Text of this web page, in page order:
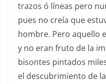
trazos ó líneas pero
pues no creía que
hombre. Pero aquello
y no eran fruto de la
bisontes pintados
el descubrimiento de